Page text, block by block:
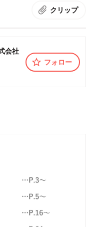
クリップ
会社
フォロー